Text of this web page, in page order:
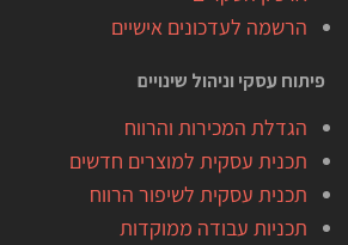
הרשמה לעדכונים אישיים
פיתוח עסקי וניהול שינויים
הגדלת המכירות והרווח
תכנית עסקית למוצרים חדשים
תכנית עסקית לשיפור הרווח
תכניות עבודה ממוקדות